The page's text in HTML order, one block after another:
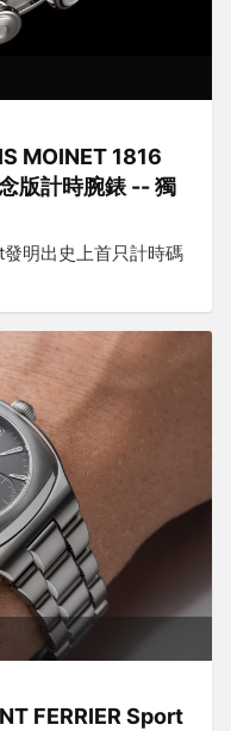
MOINET 1816
版計時腕錶 -- 獨
明出史上首只計時碼
FERRIER Sport